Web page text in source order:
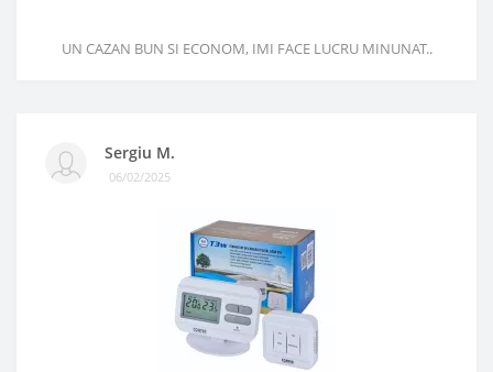
UN CAZAN BUN SI ECONOM, IMI FACE LUCRU MINUNAT..
Sergiu M.
06/02/2025